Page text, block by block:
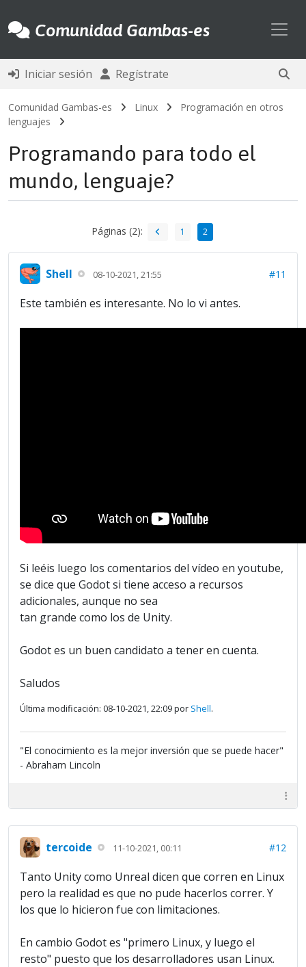
Comunidad Gambas-es
Iniciar sesión Regístrate
Comunidad Gambas-es Linux
Programación en otros
lenguajes
Programando para todo el
mundo, lenguaje?
Páginas (2): 1 2
Shell 08-10-2021, 21:55 #11
Este también es interesante. No lo vi antes.
Si leéis luego los comentarios del vídeo en youtube,
se dice que Godot si tiene acceso a recursos
adicionales, aunque no sea
tan grande como los de Unity.
Godot es un buen candidato a tener en cuenta.
Saludos
Última modificación: 08-10-2021, 22:09 por Shell.
"El conocimiento es la mejor inversión que se puede hacer"
- Abraham Lincoln
tercoide 11-10-2021, 00:11 #12
Tanto Unity como Unreal dicen que corren en Linux
pero la realidad es que no pude hacerlos correr. Y
los que lo hicieron fue con limitaciones.
En cambio Godot es "primero Linux, y luego el
resto" puesto que los desarrolladores usan Linux.